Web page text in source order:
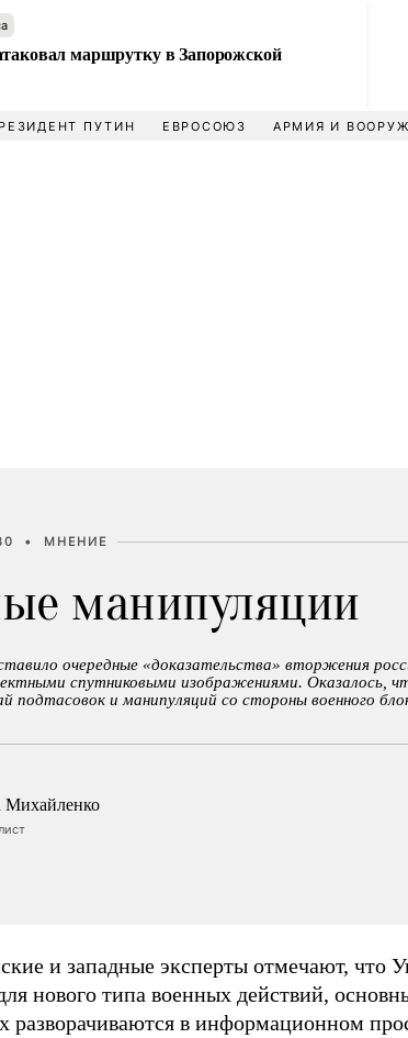
маршрутку в Запорожской
ПУТИН ЕВРОСОЮЗ АРМИЯ И
• МНЕНИЕ
манипуляции
очередные «доказательства» вторжения
спутниковыми изображениями. Оказалось,
подтасовок и манипуляций со стороны военного
Михайленко
и западные эксперты отмечают, что
нового типа военных действий,
разворачиваются в информационном